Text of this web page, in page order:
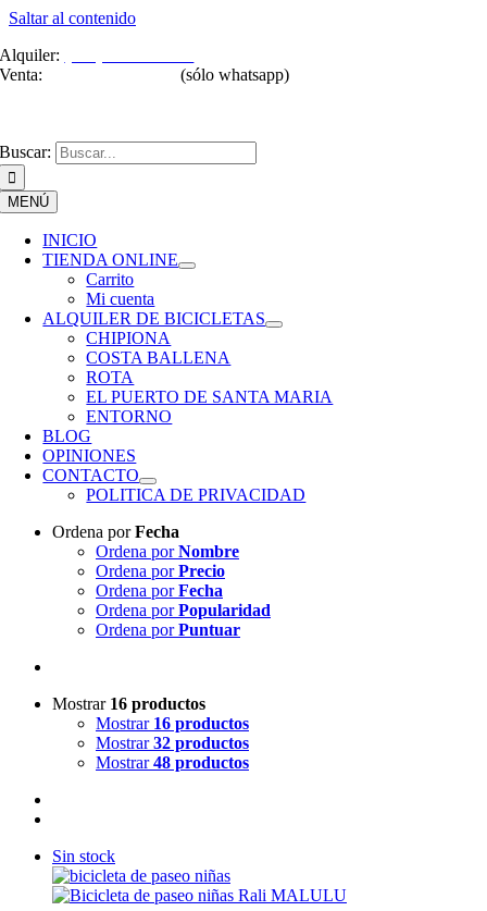
Saltar al contenido
Alquiler:
Venta:
(sólo whatsapp)
Buscar:
MENÚ
INICIO
TIENDA ONLINE
Carrito
Mi cuenta
ALQUILER DE BICICLETAS
CHIPIONA
COSTA BALLENA
ROTA
EL PUERTO DE SANTA MARIA
ENTORNO
BLOG
OPINIONES
CONTACTO
POLITICA DE PRIVACIDAD
Ordena porFecha
Ordena porNombre
Ordena porPrecio
Ordena porFecha
Ordena porPopularidad
Ordena porPuntuar
Mostrar 16 productos
Mostrar 16 productos
Mostrar32 productos
Mostrar48 productos
Sin stock